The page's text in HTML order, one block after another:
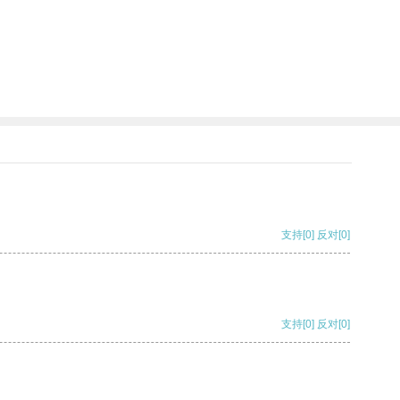
支持[0] 反对[0]
支持[0] 反对[0]